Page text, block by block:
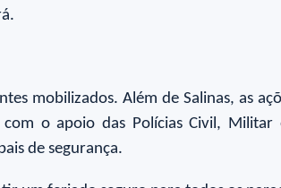
mobilizados. Além de Salinas, as
o apoio das Polícias Civil,
de segurança.